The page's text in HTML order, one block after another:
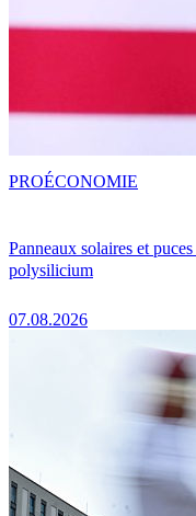
Panneaux solaires et
polysilicium
07.08.2026
PROÉCONOMIE